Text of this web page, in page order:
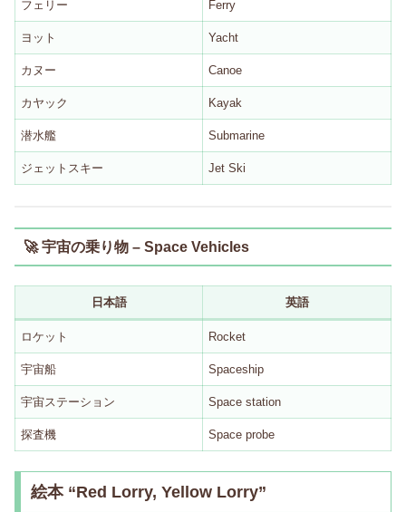
フェリー Ferry
ヨット Yacht
カヌー Canoe
カヤック Kayak
潜水艦 Submarine
ジェットスキー Jet Ski
🚀 宇宙の乗り物 – Space Vehicles
日本語 英語
ロケット Rocket
宇宙船 Spaceship
宇宙ステーション Space station
探査機 Space probe
絵本 “Red Lorry, Yellow Lorry”